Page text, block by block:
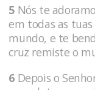
5 Nós te
em todas as
mundo, e te
cruz remiste o
6 Depois o